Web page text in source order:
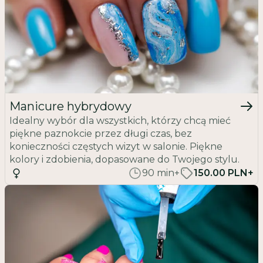
kosmetycznym w Krakowie oferujemy wiele różnych
kolorów i odcieni hybryd do paznokci, dzięki czemu
możesz wybrać taki, który idealnie pasuje do Twojego
stylu i osobowości.
Zdobienia: żel daje możliwość wykonania bardziej
skomplikowanych zdobień, co pozwala na stworzenie
Pozwala nadać idealny kształt i budowę
pozwala uzyskać odpowiednią długość paznokcia i
nadać mu idealny kształt oraz budowę, co stanowi
doskonałe rozwiązanie dla osób z kruchymi i słabymi
paznokciami.
Manicure hybrydowy
Idealny wybór dla wszystkich, którzy chcą mieć
piękne paznokcie przez długi czas, bez
konieczności częstych wizyt w salonie. Piękne
kolory i zdobienia, dopasowane do Twojego stylu.
90 min+ 150.00 PLN+